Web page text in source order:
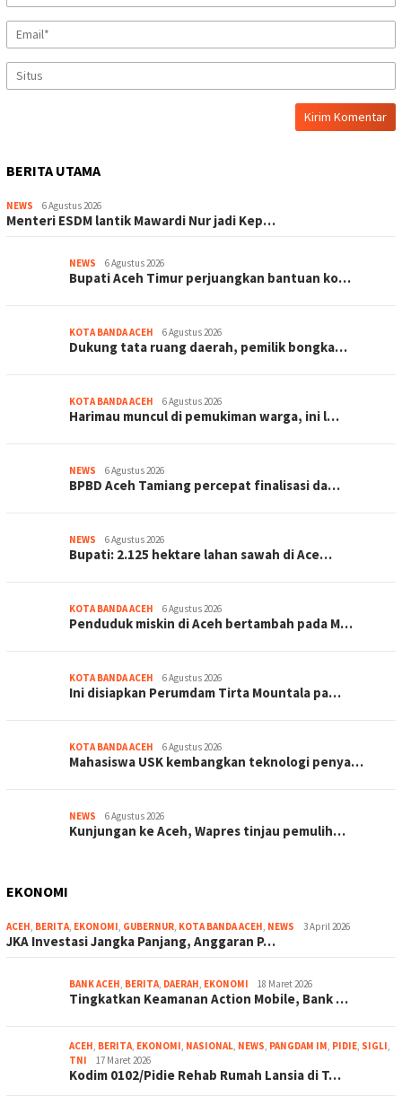
BERITA UTAMA
NEWS 6 Agustus 2026
Menteri ESDM lantik Mawardi Nur jadi Kep…
NEWS 6 Agustus 2026
Bupati Aceh Timur perjuangkan bantuan ko…
KOTA BANDA ACEH 6 Agustus 2026
Dukung tata ruang daerah, pemilik bongka…
KOTA BANDA ACEH 6 Agustus 2026
Harimau muncul di pemukiman warga, ini l…
NEWS 6 Agustus 2026
BPBD Aceh Tamiang percepat finalisasi da…
NEWS 6 Agustus 2026
Bupati: 2.125 hektare lahan sawah di Ace…
KOTA BANDA ACEH 6 Agustus 2026
Penduduk miskin di Aceh bertambah pada M…
KOTA BANDA ACEH 6 Agustus 2026
Ini disiapkan Perumdam Tirta Mountala pa…
KOTA BANDA ACEH 6 Agustus 2026
Mahasiswa USK kembangkan teknologi penya…
NEWS 6 Agustus 2026
Kunjungan ke Aceh, Wapres tinjau pemulih…
EKONOMI
ACEH, BERITA, EKONOMI, GUBERNUR, KOTA BANDA ACEH, NEWS 3 April 2026
JKA Investasi Jangka Panjang, Anggaran P…
BANK ACEH, BERITA, DAERAH, EKONOMI 18 Maret 2026
Tingkatkan Keamanan Action Mobile, Bank …
ACEH, BERITA, EKONOMI, NASIONAL, NEWS, PANGDAM IM, PIDIE, SIGLI,
TNI
17 Maret 2026
Kodim 0102/Pidie Rehab Rumah Lansia di T…